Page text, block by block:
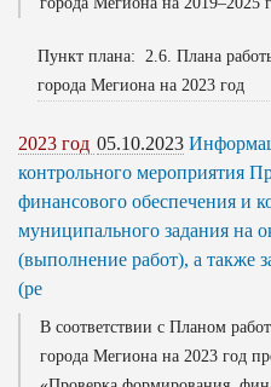
Пункт плана: 2.6. Плана
города Мегиона на 2023 год
2023 год 05.10.2023
контрольного мероприятия
финансового обеспечения и
муниципального задания на
(выполнение работ), а также
(ре
В соответствии с Планом
города Мегиона на 2023 год